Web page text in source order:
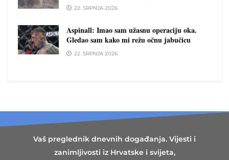
22. SRPNJA 2026.
Aspinall: Imao sam užasnu operaciju oka.
Gledao sam kako mi režu očnu jabučicu
22. SRPNJA 2026.
Vaš preglednik dnevnih događanja. Vijesti i
zanimljivosti iz Hrvatske i svijeta,